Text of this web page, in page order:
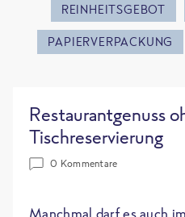
REINHEITSGEBOT
PAPIERVERPACKUNG
Restaurantgenuss
Tischreservierung
0 Kommentare
Manchmal darf es auch